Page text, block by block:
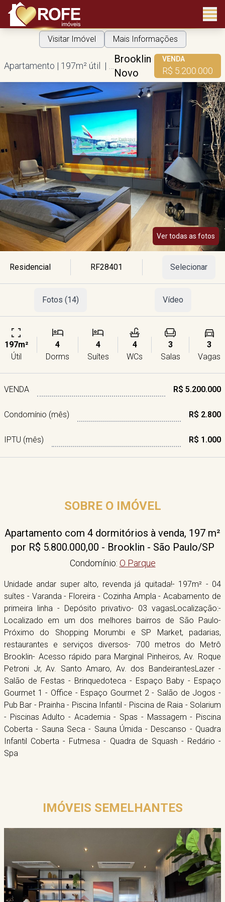
Brooklin
Novo
VENDA
R$ 5.200.000
Visitar Imóvel Mais Informações
Ver todas as fotos
Residencial RF28401 Selecionar
Fotos (14) Vídeo
197m²
Útil
4
Dorms
4
Suítes
4
WCs
3
Salas
3
Vagas
VENDA R$ 5.200.000
Condomínio (mês) R$ 2.800
IPTU (mês) R$ 1.000
SOBRE O IMÓVEL
Apartamento com 4 dormitórios à venda, 197 m²
por R$ 5.800.000,00 - Brooklin - São Paulo/SP
Condomínio: O Parque
Unidade andar super alto, revenda já quitada!- 197m² - 04
suítes - Varanda - Floreira - Cozinha Ampla - Acabamento de
primeira linha - Depósito privativo- 03 vagasLocalização:-
Localizado em um dos melhores bairros de São Paulo-
Próximo do Shopping Morumbi e SP Market, padarias,
restaurantes e serviços diversos- 700 metros do Metrô
Brooklin- Acesso rápido para Marginal Pinheiros, Av. Roque
Petroni Jr, Av. Santo Amaro, Av. dos BandeirantesLazer -
Salão de Festas - Brinquedoteca - Espaço Baby - Espaço
Gourmet 1 - Office - Espaço Gourmet 2 - Salão de Jogos -
Pub Bar - Prainha - Piscina Infantil - Piscina de Raia - Solarium
- Piscinas Adulto - Academia - Spas - Massagem - Piscina
Coberta - Sauna Seca - Sauna Úmida - Descanso - Quadra
Infantil Coberta - Futmesa - Quadra de Squash - Redário -
Spa
IMÓVEIS SEMELHANTES